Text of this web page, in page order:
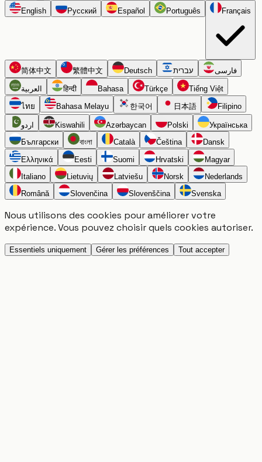
English Русский Español Português Français
简体中文 繁體中文 Deutsch עברית فارسی
العربية हिन्दी Bahasa Türkçe
Tiếng Việt
ไทย
Bahasa Melayu 한국어 日本語 Filipino
اردو Kiswahili Azərbaycan Polski
Українська
Български
বাংলা Català Čeština
Dansk
Ελληνικά
Eesti Suomi Hrvatski
Magyar
Italiano
Lietuvių Latviešu Norsk
Nederlands
Română
Slovenčina Slovenščina Svenska
Nous utilisons des cookies pour améliorer votre
expérience. Vous pouvez choisir quels cookies autoriser.
Essentiels uniquement Gérer les préférences Tout accepter